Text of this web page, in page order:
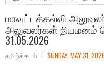
மாவட்டக்கல்வி
அலுவலர்கள் நியமனம்
31.05.2026
தமிழ்க்கடல் SUNDAY, MAY 31,